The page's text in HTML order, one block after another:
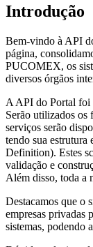
Introdução
Bem-vindo à API
página,
PUCOMEX, os
diversos órgãos
A API do Portal foi
Serão utilizados
serviços serão
tendo sua
Definition). Estes
validação e
Além disso, toda a
Destacamos que o
empresas privadas
sistemas, podendo